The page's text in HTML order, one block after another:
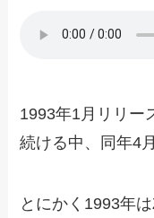
1993年1月リリー
続ける中、同年4
とにかく1993年